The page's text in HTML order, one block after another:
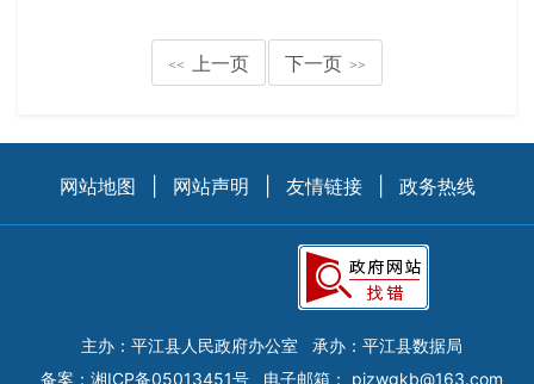
<< 上一页 下一页 >>
网站地图 网站声明 友情链接 政务热线
主办：平江县人民政府办公室
承办：平江县数据局
备案： 湘ICP备05013451号 电子邮箱： pjzwgkb@163.com